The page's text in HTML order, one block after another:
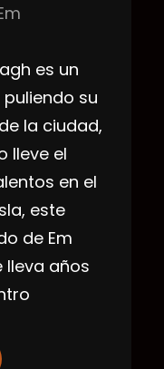
es un
su
la ciudad,
lleve el
en el
este
de Em
lleva años